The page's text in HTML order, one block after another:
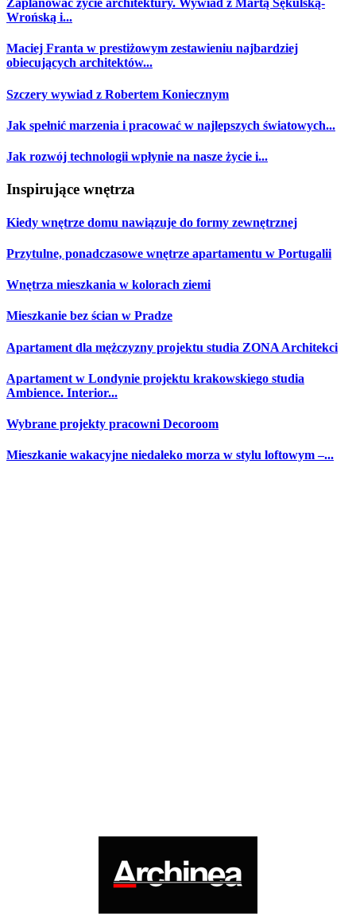
Zaplanować życie architektury. Wywiad z Martą Sękulską-
Wrońską i...
Maciej Franta w prestiżowym zestawieniu najbardziej
obiecujących architektów...
Szczery wywiad z Robertem Koniecznym
Jak spełnić marzenia i pracować w najlepszych światowych...
Jak rozwój technologii wpłynie na nasze życie i...
Inspirujące wnętrza
Kiedy wnętrze domu nawiązuje do formy zewnętrznej
Przytulne, ponadczasowe wnętrze apartamentu w Portugalii
Wnętrza mieszkania w kolorach ziemi
Mieszkanie bez ścian w Pradze
Apartament dla mężczyzny projektu studia ZONA Architekci
Apartament w Londynie projektu krakowskiego studia
Ambience. Interior...
Wybrane projekty pracowni Decoroom
Mieszkanie wakacyjne niedaleko morza w stylu loftowym –...